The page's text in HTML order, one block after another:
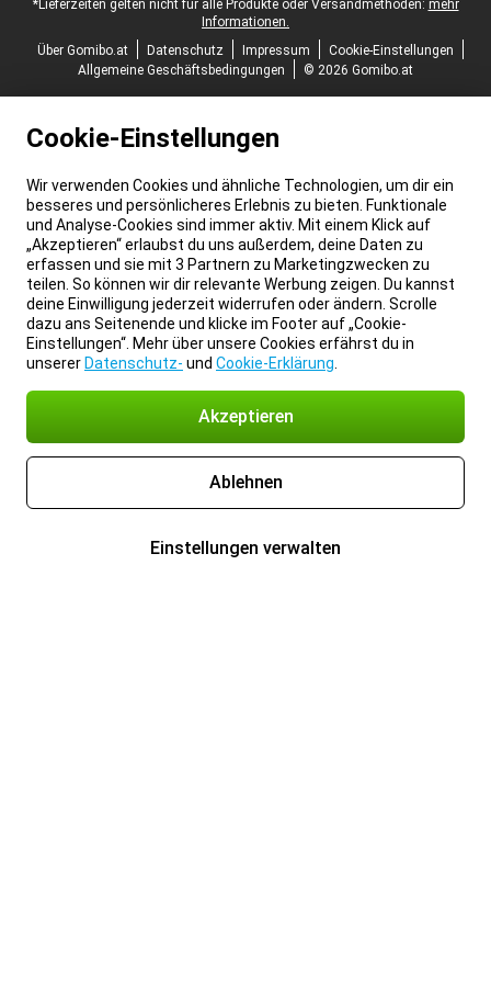
*Lieferzeiten gelten nicht für alle Produkte oder Versandmethoden: mehr
Informationen.
Über Gomibo.at
Datenschutz Impressum
Cookie-Einstellungen
Allgemeine Geschäftsbedingungen
© 2026 Gomibo.at
Cookie-Einstellungen
Wir verwenden Cookies und ähnliche Technologien, um dir ein
besseres und persönlicheres Erlebnis zu bieten. Funktionale
und Analyse-Cookies sind immer aktiv. Mit einem Klick auf
„Akzeptieren“ erlaubst du uns außerdem, deine Daten zu
erfassen und sie mit 3 Partnern zu Marketingzwecken zu
teilen. So können wir dir relevante Werbung zeigen. Du kannst
deine Einwilligung jederzeit widerrufen oder ändern. Scrolle
dazu ans Seitenende und klicke im Footer auf „Cookie-
Einstellungen“. Mehr über unsere Cookies erfährst du in
unserer Datenschutz- und Cookie-Erklärung
Akzeptieren
Ablehnen
Einstellungen verwalten